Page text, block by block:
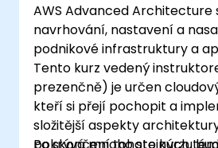
AWS Advanced Architecture
navrhování, nastavení a
podnikové infrastruktury a
Tento kurz vedený
prezenčně) je určen
kteří si přejí pochopit a
složitější aspekty
pokrývá mnoho stejných
Po skončení tohoto kurzu